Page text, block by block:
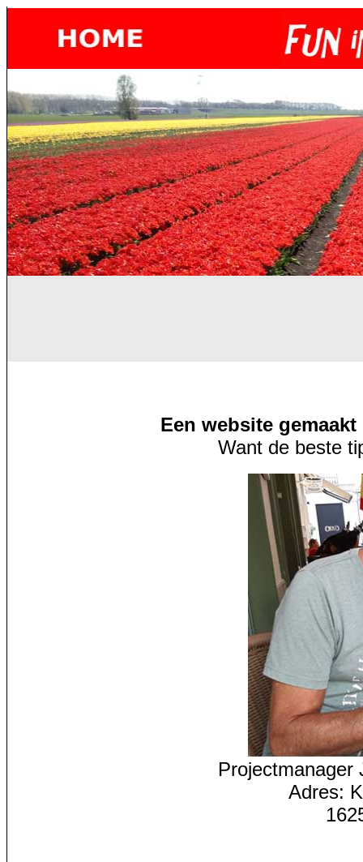
Een website
Want de beste
Projectmanager
Adres: